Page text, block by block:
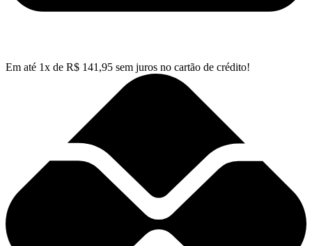
Em até 1x de R$ 141,95 sem juros no cartão de crédito!